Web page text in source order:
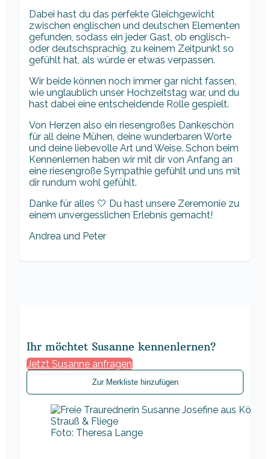
Dabei hast du das perfekte Gleichgewicht
zwischen englischen und deutschen Elementen
gefunden, sodass ein jeder Gast, ob englisch-
oder deutschsprachig, zu keinem Zeitpunkt so
gefühlt hat, als würde er etwas verpassen.
Wir beide können noch immer gar nicht fassen,
wie unglaublich unser Hochzeitstag war, und du
hast dabei eine entscheidende Rolle gespielt.
Von Herzen also ein riesengroßes Dankeschön
für all deine Mühen, deine wunderbaren Worte
und deine liebevolle Art und Weise. Schon beim
Kennenlernen haben wir mit dir von Anfang an
eine riesengroße Sympathie gefühlt und uns mit
dir rundum wohl gefühlt.
Danke für alles 🤍 Du hast unsere Zeremonie zu
einem unvergesslichen Erlebnis gemacht!
Andrea und Peter
Ihr möchtet Susanne kennenlernen?
Jetzt Susanne anfragen
Zur Merkliste hinzufügen
Foto: Theresa Lange